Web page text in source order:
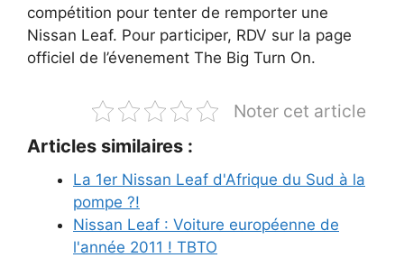
compétition pour tenter de remporter une
Nissan Leaf. Pour participer, RDV sur la page
officiel de l’évenement The Big Turn On.
Noter cet article
Articles similaires :
La 1er Nissan Leaf d'Afrique du Sud à la
pompe ?!
Nissan Leaf : Voiture européenne de
l'année 2011 ! TBTO